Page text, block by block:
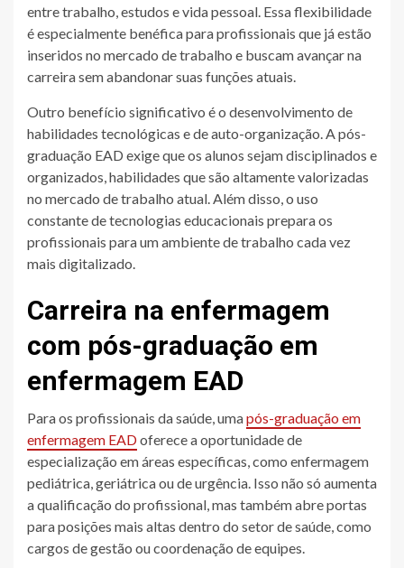
entre trabalho, estudos e vida pessoal. Essa flexibilidade
é especialmente benéfica para profissionais que já estão
inseridos no mercado de trabalho e buscam avançar na
carreira sem abandonar suas funções atuais.
Outro benefício significativo é o desenvolvimento de
habilidades tecnológicas e de auto-organização. A pós-
graduação EAD exige que os alunos sejam disciplinados e
organizados, habilidades que são altamente valorizadas
no mercado de trabalho atual. Além disso, o uso
constante de tecnologias educacionais prepara os
profissionais para um ambiente de trabalho cada vez
mais digitalizado.
Carreira na enfermagem
com pós-graduação em
enfermagem EAD
Para os profissionais da saúde, umapós-graduação em
enfermagem EADoferece a oportunidade de
especialização em áreas específicas, como enfermagem
pediátrica, geriátrica ou de urgência. Isso não só aumenta
a qualificação do profissional, mas também abre portas
para posições mais altas dentro do setor de saúde, como
cargos de gestão ou coordenação de equipes.